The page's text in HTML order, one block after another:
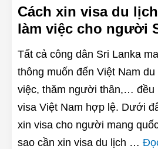
Cách xin visa du
làm việc cho người
Tất cả công dân Sri Lanka
thông muốn đến Việt Nam
việc, thăm người thân,… đều
visa Việt Nam hợp lệ. Dưới
xin visa cho người mang
sao cần xin visa du lịch …